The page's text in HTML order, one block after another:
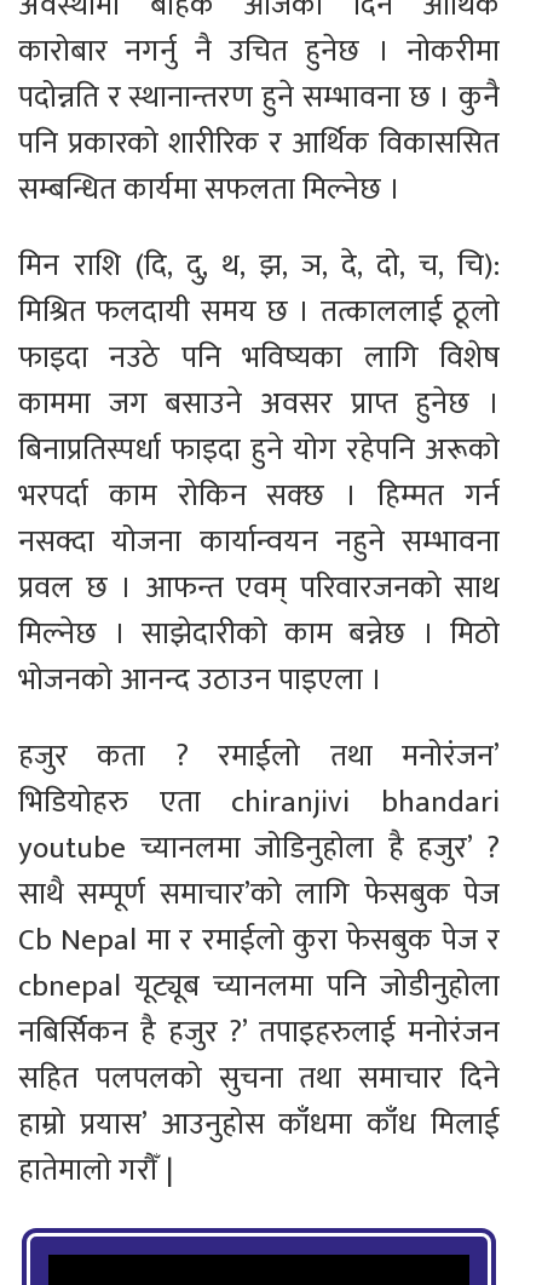
कारोबार नगर्नु नै उचित हुनेछ । नोकरीमा
पदोन्नति र स्थानान्तरण हुने सम्भावना छ । कुनै
पनि प्रकारको शारीरिक र आर्थिक विकाससित
सम्बन्धित कार्यमा सफलता मिल्नेछ ।
मिन राशि (दि, दु, थ, झ, ञ, दे, दो, च, चि):
मिश्रित फलदायी समय छ । तत्काललाई ठूलो
फाइदा नउठे पनि भविष्यका लागि विशेष
काममा जग बसाउने अवसर प्राप्त हुनेछ ।
बिनाप्रतिस्पर्धा फाइदा हुने योग रहेपनि अरूको
भरपर्दा काम रोकिन सक्छ । हिम्मत गर्न
नसक्दा योजना कार्यान्वयन नहुने सम्भावना
प्रवल छ । आफन्त एवम् परिवारजनको साथ
मिल्नेछ । साझेदारीको काम बन्नेछ । मिठो
भोजनको आनन्द उठाउन पाइएला ।
हजुर कता ? रमाईलो तथा मनोरंजन’
भिडियोहरु एता chiranjivi bhandari
youtube च्यानलमा जोडिनुहोला है हजुर’ ?
साथै सम्पूर्ण समाचार’को लागि फेसबुक पेज
Cb Nepal मा र रमाईलो कुरा फेसबुक पेज र
cbnepal यूट्यूब च्यानलमा पनि जोडीनुहोला
नबिर्सिकन है हजुर ?’ तपाइहरुलाई मनोरंजन
सहित पलपलको सुचना तथा समाचार दिने
हाम्रो प्रयास’ आउनुहोस काँधमा काँध मिलाई
हातेमालो गरौँ |